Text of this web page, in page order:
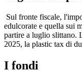
Sul fronte fiscale,
edulcorate e quella sui
partire a luglio slittano.
2025, la plastic tax di
I fondi